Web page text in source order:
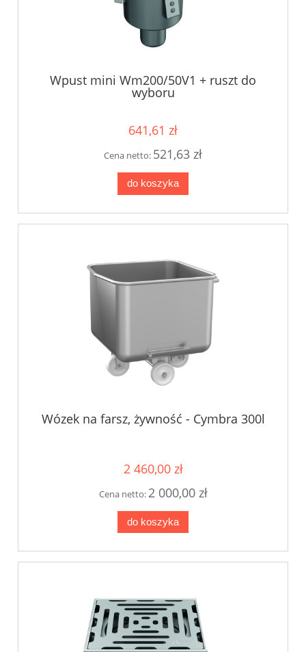
Wpust mini Wm200/50V1 + ruszt do
wyboru
641,61 zł
Cena netto: 521,63 zł
do koszyka
Wózek na farsz, żywność - Cymbra 300l
2 460,00 zł
Cena netto: 2 000,00 zł
do koszyka